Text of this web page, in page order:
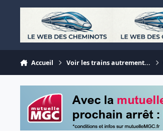
Aller au contenu
Accueil Voir les trains autrement...